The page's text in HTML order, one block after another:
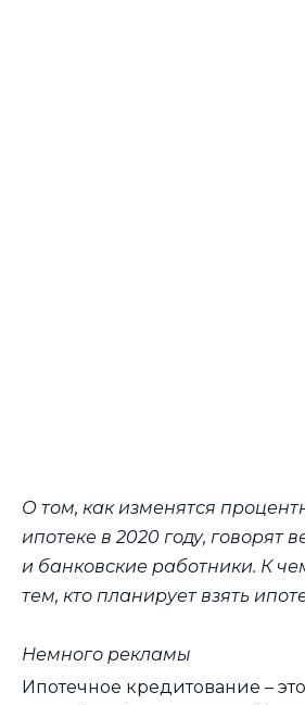
О том, как изменятся
ипотеке в 2020 году, говорят
и банковские работники. К
тем, кто планирует взять
Немного рекламы
Ипотечное кредитование –